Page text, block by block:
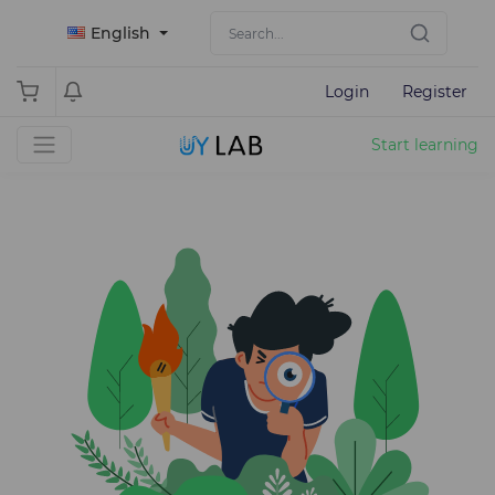
English
Login Register
Start learning